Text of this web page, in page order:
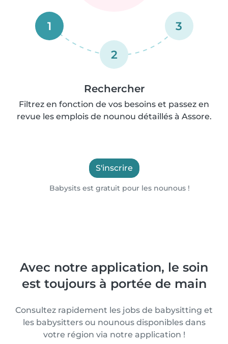
1
2
3
Rechercher
Filtrez en fonction de vos besoins et passez en
revue les emplois de nounou détaillés à Assore.
S'inscrire
Babysits est gratuit pour les nounous !
Avec notre application, le soin
est toujours à portée de main
Consultez rapidement les jobs de babysitting et
les babysitters ou nounous disponibles dans
votre région via notre application !